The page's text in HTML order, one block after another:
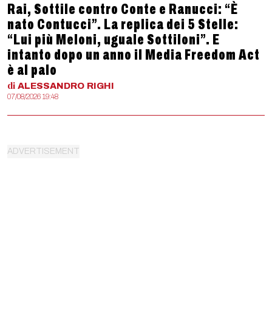
Rai, Sottile contro Conte e Ranucci: “È
nato Contucci”. La replica dei 5 Stelle:
“Lui più Meloni, uguale Sottiloni”. E
intanto dopo un anno il Media Freedom Act
è al palo
di ALESSANDRO RIGHI
07/08/2026 19:48